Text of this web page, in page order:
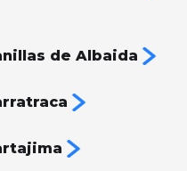
de Albaida